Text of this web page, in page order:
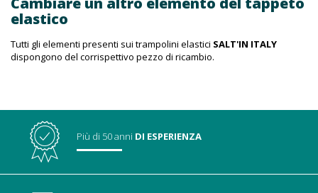
elastico
Tutti gli elementi presenti sui trampolini elastici SALT'IN ITALY
dispongono del corrispettivo pezzo di ricambio.
Più di 50 anni DI ESPERIENZA